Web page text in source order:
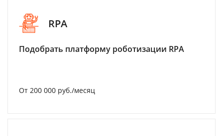
RPA
Подобрать платформу роботизации RPA
От 200 000 руб./месяц